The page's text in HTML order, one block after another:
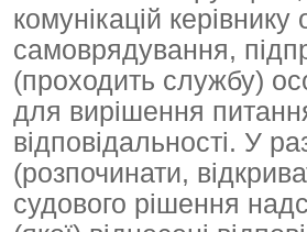
комунікацій
самоврядування,
(проходить службу)
для вирішення
відповідальності. У
(розпочинати,
судового рішення